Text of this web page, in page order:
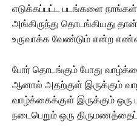
எடுக்கப்பட்ட படங்களை நாங்கள்
அங்கிருந்து தொடங்கியது
உருவாக்க வேண்டும் என்ற
போர் தொடங்கும் போது
ஆனால் அதற்குள் இருக்கும்
வாழ்க்கைக்குள் இருக்கும் ஒரு
நடைபெறும் ஒரு திருமணத்தைப்